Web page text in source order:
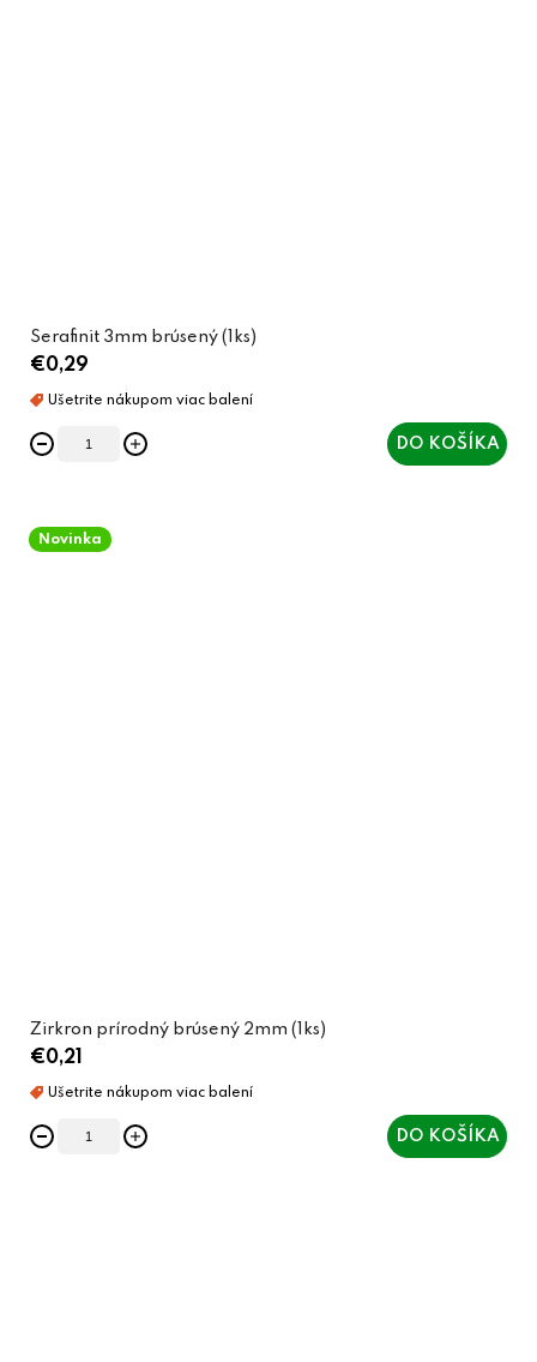
Serafinit 3mm brúsený (1ks)
€0,29
DO KOŠÍKA
Novinka
Zirkron prírodný brúsený 2mm (1ks)
€0,21
DO KOŠÍKA